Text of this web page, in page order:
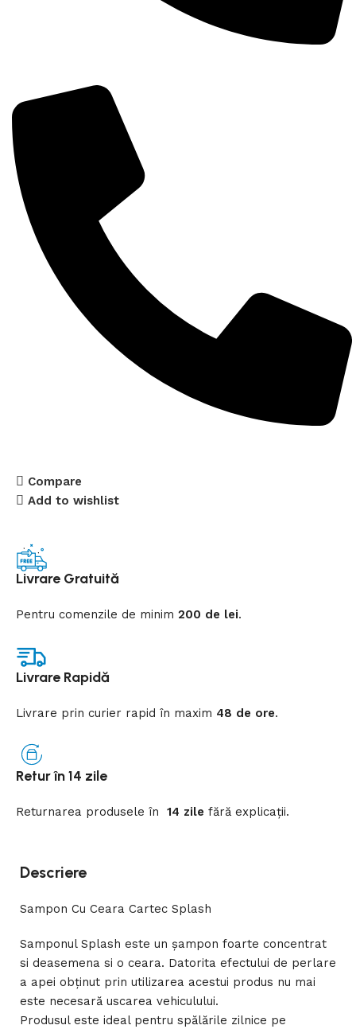
Compare
Add to wishlist
Livrare Gratuită
Pentru comenzile de minim200 de lei.
Livrare Rapidă
Livrare prin curier rapidîn maxim 48 de ore.
Retur în 14 zile
Returnarea produseleîn 14 zile fără explicații.
Descriere
Sampon Cu Ceara Cartec Splash
Samponul Splash este un șampon foarte concentrat
si deasemena si o ceara. Datorita efectului de perlare
a apei obținut prin utilizarea acestui produs nu mai
este necesară uscarea vehiculului.
Produsul este ideal pentru spălările zilnice pe